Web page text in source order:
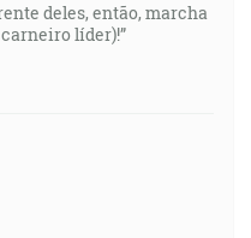
deles, então, marcha
líder)!”